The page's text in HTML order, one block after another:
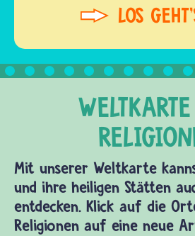
Mit unserer Weltkarte
und ihre heiligen Stätten
entdecken. Klick auf die
Religionen auf eine neue